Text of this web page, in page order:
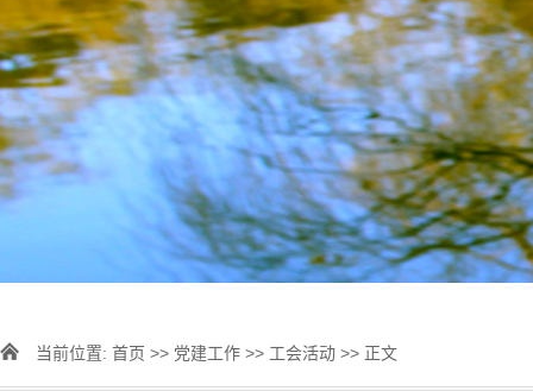
当前位置: 首页 >> 党建工作 >> 工会活动 >> 正文